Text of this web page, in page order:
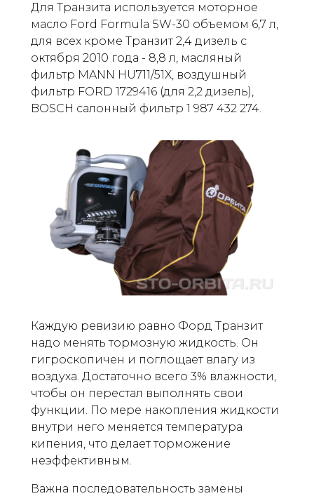
Для Транзита используется моторное
масло Ford Formula 5W-30 объемом 6,7 л,
для всех кроме Транзит 2,4 дизель с
октября 2010 года - 8,8 л, масляный
фильтр MANN HU711/51X, воздушный
фильтр FORD 1729416 (для 2,2 дизель),
BOSCH салонный фильтр 1 987 432 274.
Каждую ревизию равно Форд Транзит
надо менять тормозную жидкость. Он
гигроскопичен и поглощает влагу из
воздуха. Достаточно всего 3% влажности,
чтобы он перестал выполнять свои
функции. По мере накопления жидкости
внутри него меняется температура
кипения, что делает торможение
неэффективным.
Важна последовательность замены